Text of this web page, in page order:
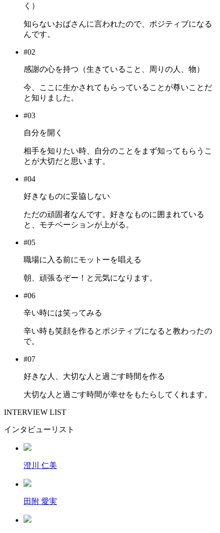
く）
知らないおばさんに言われたので、ポジティブになる
んです。
#02
感謝の心を持つ（生きていること、周りの人、物）
今、ここに生かされてもらっていることが尊いことだ
と知りました。
#03
自分を開く
相手を知りたい時、自分のことをまず知ってもらうこ
とが大切だと思います。
#04
好きなものに妥協しない
ただの頑固者なんです。好きなものに囲まれている
と、モチベーションが上がる。
#05
職場に入る前にモットーを唱える
朝、頑張るぞー！と元気になります。
#06
辛い時には笑ってみる
辛い時も笑顔を作るとポジティブになると教わったの
で。
#07
好きな人、大切な人と過ごす時間を作る
大切な人と過ごす時間が幸せをもたらしてくれます。
INTERVIEW LIST
インタビューリスト
澄川 仁美
田附 愛実